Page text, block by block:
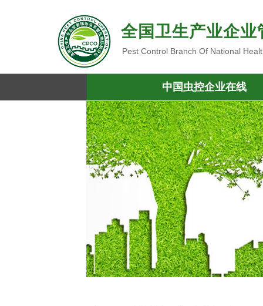
全国卫生产业企
Pest Control Branch Of National
中国虫控企业在线